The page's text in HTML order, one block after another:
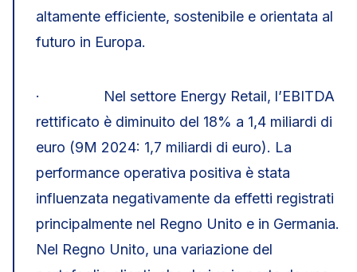
altamente efficiente, sostenibile e orientata al
futuro in Europa.
· Nel settore Energy Retail, l’EBITDA
rettificato è diminuito del 18% a 1,4 miliardi di
euro (9M 2024: 1,7 miliardi di euro). La
performance operativa positiva è stata
influenzata negativamente da effetti registrati
principalmente nel Regno Unito e in Germania.
Nel Regno Unito, una variazione del